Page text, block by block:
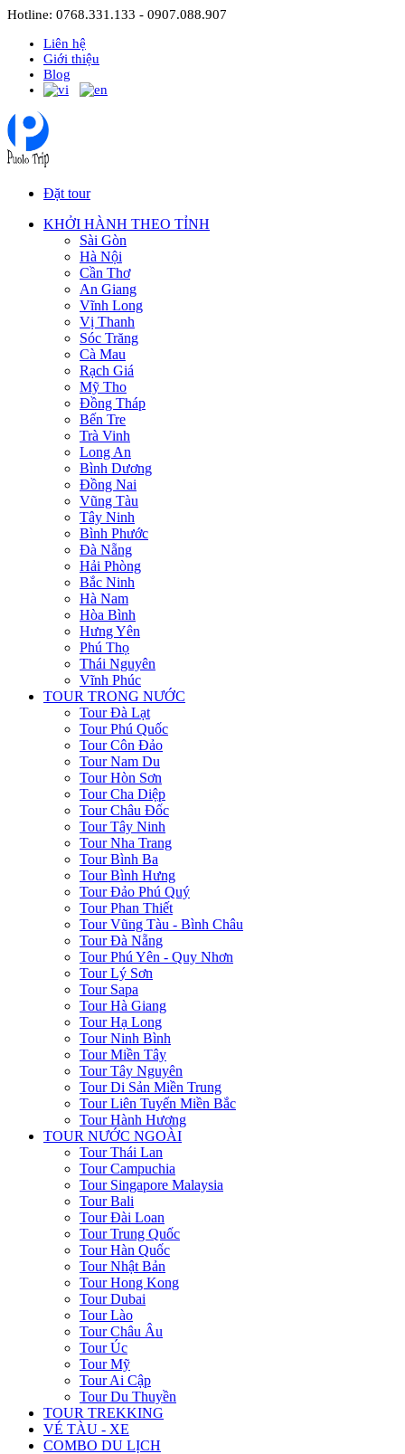
Hotline: 0768.331.133 - 0907.088.907
Liên hệ
Giới thiệu
Blog
Đặt tour
KHỞI HÀNH THEO TỈNH
Sài Gòn
Hà Nội
Cần Thơ
An Giang
Vĩnh Long
Vị Thanh
Sóc Trăng
Cà Mau
Rạch Giá
Mỹ Tho
Đồng Tháp
Bến Tre
Trà Vinh
Long An
Bình Dương
Đồng Nai
Vũng Tàu
Tây Ninh
Bình Phước
Đà Nẵng
Hải Phòng
Bắc Ninh
Hà Nam
Hòa Bình
Hưng Yên
Phú Thọ
Thái Nguyên
Vĩnh Phúc
TOUR TRONG NƯỚC
Tour Đà Lạt
Tour Phú Quốc
Tour Côn Đảo
Tour Nam Du
Tour Hòn Sơn
Tour Cha Diệp
Tour Châu Đốc
Tour Tây Ninh
Tour Nha Trang
Tour Bình Ba
Tour Bình Hưng
Tour Đảo Phú Quý
Tour Phan Thiết
Tour Vũng Tàu - Bình Châu
Tour Đà Nẵng
Tour Phú Yên - Quy Nhơn
Tour Lý Sơn
Tour Sapa
Tour Hà Giang
Tour Hạ Long
Tour Ninh Bình
Tour Miền Tây
Tour Tây Nguyên
Tour Di Sản Miền Trung
Tour Liên Tuyến Miền Bắc
Tour Hành Hương
TOUR NƯỚC NGOÀI
Tour Thái Lan
Tour Campuchia
Tour Singapore Malaysia
Tour Bali
Tour Đài Loan
Tour Trung Quốc
Tour Hàn Quốc
Tour Nhật Bản
Tour Hong Kong
Tour Dubai
Tour Lào
Tour Châu Âu
Tour Úc
Tour Mỹ
Tour Ai Cập
Tour Du Thuyền
TOUR TREKKING
VÉ TÀU - XE
COMBO DU LỊCH